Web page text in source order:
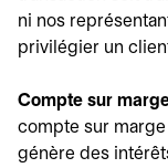
ni nos
privilégier un
Compte sur
compte sur
génère des